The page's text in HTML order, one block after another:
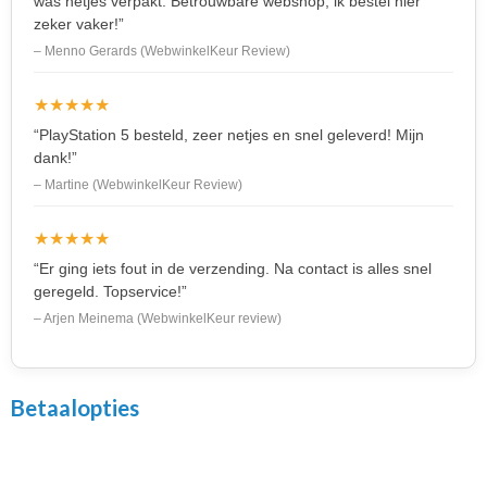
zeker vaker!”
– Menno Gerards (WebwinkelKeur Review)
★★★★★
“PlayStation 5 besteld, zeer netjes en snel geleverd! Mijn
dank!”
– Martine (WebwinkelKeur Review)
★★★★★
“Er ging iets fout in de verzending. Na contact is alles snel
geregeld. Topservice!”
– Arjen Meinema (WebwinkelKeur review)
Betaalopties